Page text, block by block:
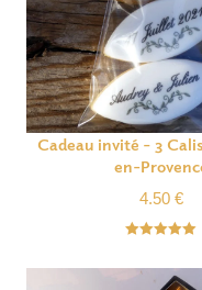
Cadeau invité – 3
en-
4.50 €